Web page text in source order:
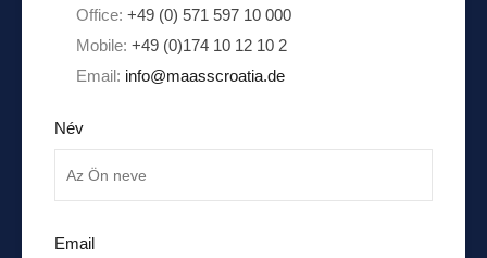
Office: +49 (0) 571 597 10 000
Mobile: +49 (0)174 10 12 10 2
Email: info@maasscroatia.de
Név
Email